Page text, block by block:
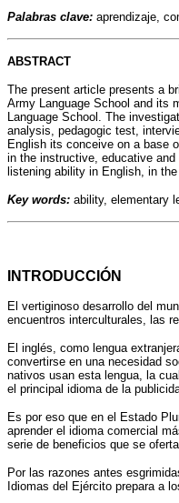
Palabras clave: aprendizaje,
ABSTRACT
The present article presents a
Army Language School and its
Language School. The
analysis, pedagogic test,
English its conceive on a base
in the instructive, educative
listening ability in English, in
Key words: ability, elementary
INTRODUCCIÓN
El vertiginoso desarrollo del
encuentros interculturales, las
El inglés, como lengua
convertirse en una necesidad
nativos usan esta lengua, la
el principal idioma de la
Es por eso que en el Estado
aprender el idioma comercial
serie de beneficios que se
Por las razones antes
Idiomas del Ejército prepara a